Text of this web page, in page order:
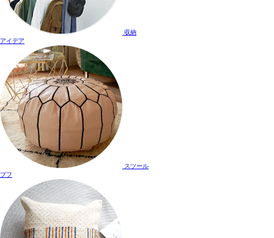
収納
アイデア
スツール
プフ